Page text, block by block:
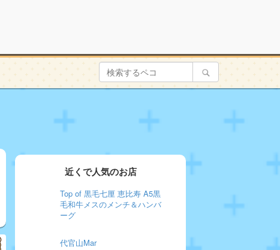
近くで人気のお店
Top of 黒毛七厘 恵比寿 A5黒
毛和牛メスのメンチ＆ハンバ
ーグ
代官山Mar